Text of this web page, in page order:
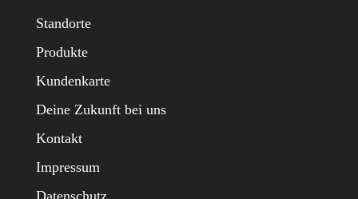
Standorte
Produkte
Kundenkarte
Deine Zukunft bei uns
Kontakt
Impressum
Datenschutz